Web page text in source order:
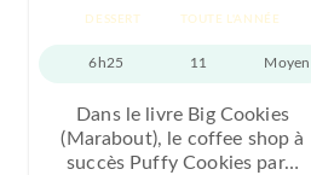
DESSERT TOUTE L'ANNÉE
6h25 11 Moyen
Dans le livre Big Cookies
(Marabout), le coffee shop à
succès Puffy Cookies par…